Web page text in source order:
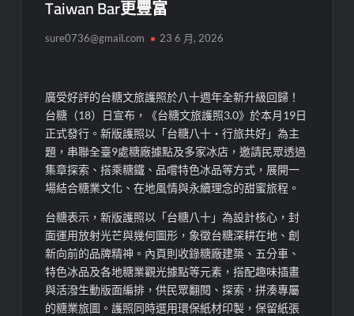
Taiwan Bar更豐富
sure0736@gmail.com 23 6 月, 2026
廣受好評的台糖文旅護照於八十週年全新升級回歸！
台糖（18）日宣布，《台糖文旅護照3.0》於本月19日
正式發行。新版護照以「台糖八十・行旅共好」為主
題，串聯全臺9處糖廠據點及多家冰店，邀請民眾透過
集章探索、搭乘糖鐵、品嚐特色冰品等方式，展開一
場結合糖業文化、在地風情與永續理念的甜蜜旅程。
台糖表示，新版護照以「台糖八十」為設計核心，封
面運用放射光芒與幾何圖形，象徵台糖深耕在地、創
新向前的品牌精神。內頁則收錄糖廠建築、五分車、
特色冰品及各地糖業觀光據點等元素，搭配趣味插畫
與活潑生動版面編排，供民眾翻閱、探索，拼湊專屬
的糖業旅圖。護照同時選用環保紙材印製，保留紙張